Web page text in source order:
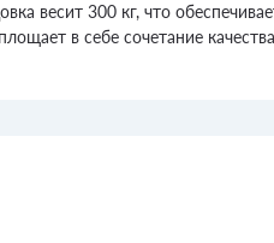
весит 300 кг, что
в себе сочетание